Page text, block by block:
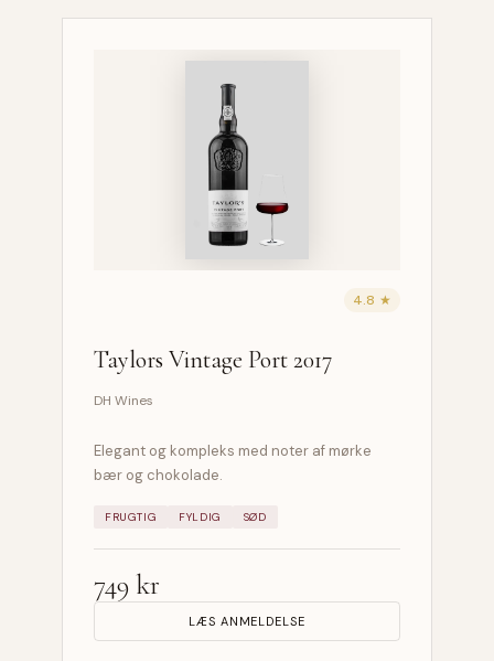
4.8 ★
Taylors Vintage Port 2017
DH Wines
Elegant og kompleks med noter af mørke
bær og chokolade.
FRUGTIG FYLDIG SØD
749 kr
LÆS ANMELDELSE